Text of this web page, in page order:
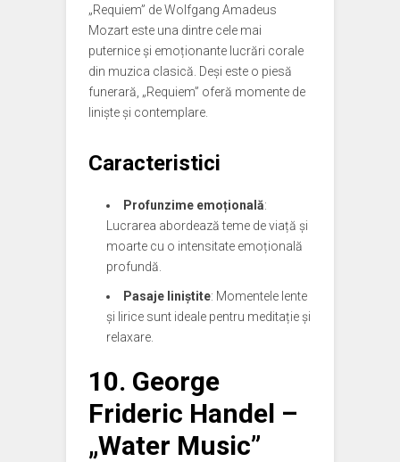
„Requiem” de Wolfgang Amadeus
Mozart este una dintre cele mai
puternice și emoționante lucrări corale
din muzica clasică. Deși este o piesă
funerară, „Requiem” oferă momente de
liniște și contemplare.
Caracteristici
Profunzime emoțională:
Lucrarea abordează teme de viață și
moarte cu o intensitate emoțională
profundă.
Pasaje liniștite: Momentele lente
și lirice sunt ideale pentru meditație și
relaxare.
10. George
Frideric Handel –
„Water Music”